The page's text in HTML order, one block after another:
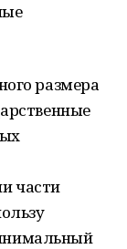
размера
части